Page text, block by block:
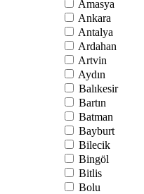
Amasya
Ankara
Antalya
Ardahan
Artvin
Aydın
Balıkesir
Bartın
Batman
Bayburt
Bilecik
Bingöl
Bitlis
Bolu